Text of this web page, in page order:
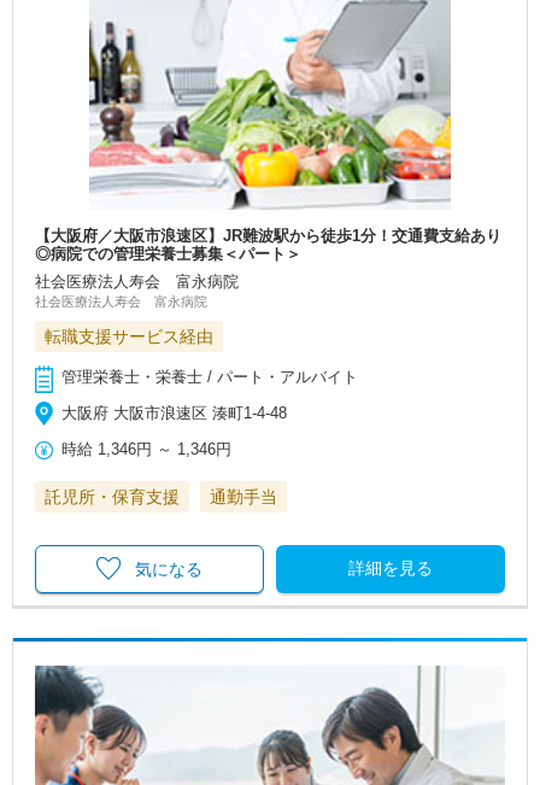
【大阪府／大阪市浪速区】JR難波駅から徒歩1分！交通費支給あり
◎病院での管理栄養士募集＜パート＞
社会医療法人寿会 富永病院
社会医療法人寿会 富永病院
転職支援サービス経由
管理栄養士・栄養士 / パート・アルバイト
大阪府 大阪市浪速区 湊町1‐4‐48
時給 1,346円 ～ 1,346円
託児所・保育支援 通勤手当
詳細を見る
気になる